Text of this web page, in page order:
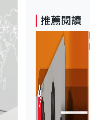
推薦閱讀